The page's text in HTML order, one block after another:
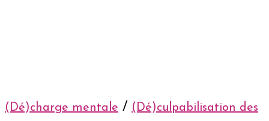
(Dé)charge mentale / (Dé)culpabilisation des